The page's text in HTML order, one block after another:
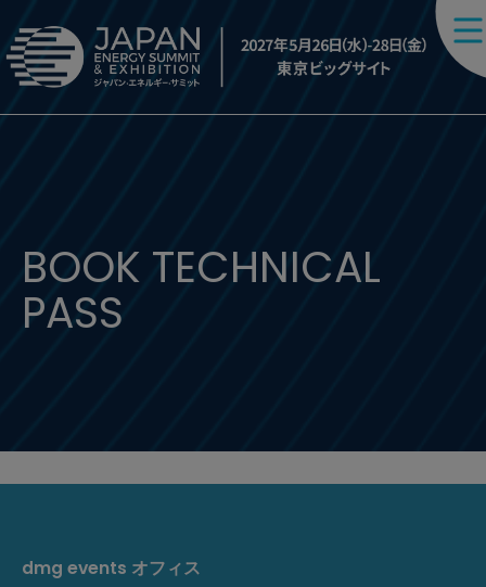
BOOK TECHNICAL
PASS
dmg events オフィス